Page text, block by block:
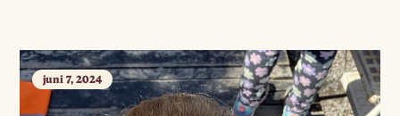
juni 7, 2024